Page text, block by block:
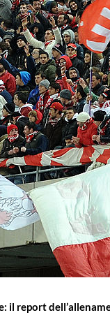
il report